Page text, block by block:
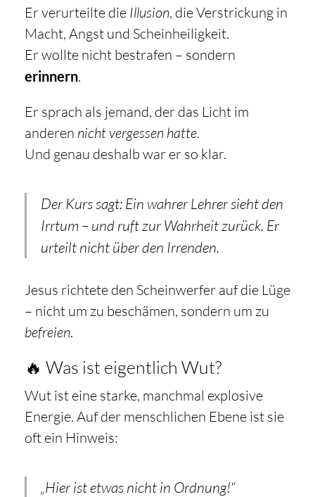
Er verurteilte die Illusion, die Verstrickung in
Macht, Angst und Scheinheiligkeit.
Er wollte nicht bestrafen – sondern
erinnern.
Er sprach als jemand, der das Licht im
anderen nicht vergessen hatte.
Und genau deshalb war er so klar.
Der Kurs sagt:Ein wahrer Lehrer sieht den
Irrtum – und ruft zur Wahrheit zurück. Er
urteilt nicht über den Irrenden.
Jesus richtete den Scheinwerfer auf die Lüge
– nicht um zu beschämen, sondern um zu
befreien.
🔥 Was ist eigentlich Wut?
Wut ist eine starke, manchmal explosive
Energie. Auf der menschlichen Ebene ist sie
oft ein Hinweis:
„Hier ist etwas nicht in Ordnung!“